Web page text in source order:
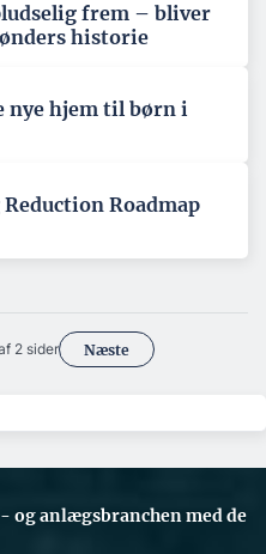
frem – bliver
historie
nye hjem til børn i
Roadmap
2 sider Næste
og anlægsbranchen med de